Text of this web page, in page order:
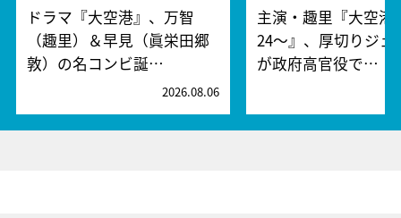
ドラマ『大空港』、万智
（趣里）＆早見（眞栄田郷
敦）の名コンビ誕…
2026.08.06
主演・趣里『大空港
24～』、厚切りジェ
が政府高官役で…